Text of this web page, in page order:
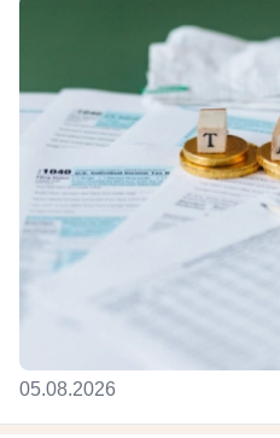
05.08.2026